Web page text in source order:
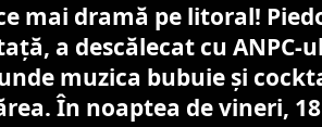
mai dramă pe litoral!
a descălecat cu ANPC-
muzica bubuie și
În noaptea de vineri,